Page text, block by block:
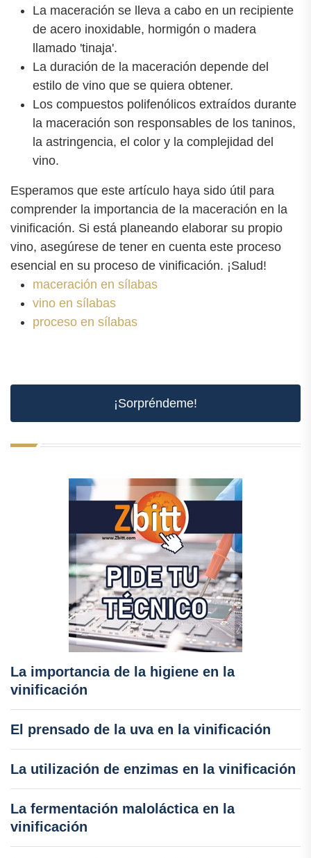
La maceración se lleva a cabo en un recipiente
de acero inoxidable, hormigón o madera
llamado 'tinaja'.
La duración de la maceración depende del
estilo de vino que se quiera obtener.
Los compuestos polifenólicos extraídos durante
la maceración son responsables de los taninos,
la astringencia, el color y la complejidad del
vino.
Esperamos que este artículo haya sido útil para
comprender la importancia de la maceración en la
vinificación. Si está planeando elaborar su propio
vino, asegúrese de tener en cuenta este proceso
esencial en su proceso de vinificación. ¡Salud!
maceración en sílabas
vino en sílabas
proceso en sílabas
¡Sorpréndeme!
La importancia de la higiene en la
vinificación
El prensado de la uva en la vinificación
La utilización de enzimas en la vinificación
La fermentación maloláctica en la
vinificación